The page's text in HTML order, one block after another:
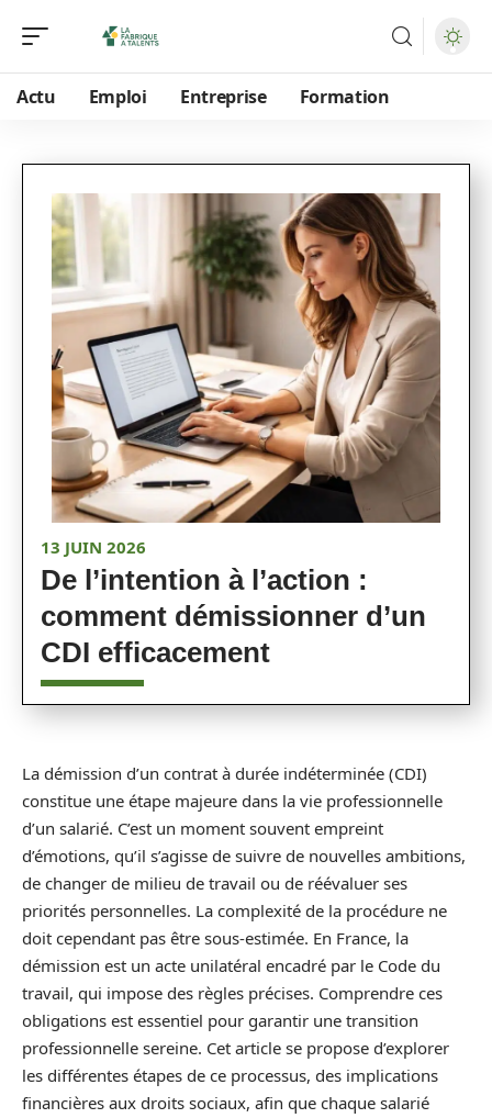
Actu Emploi Entreprise Formation
13 JUIN 2026
De l’intention à l’action :
comment démissionner d’un
CDI efficacement
La démission d’un contrat à durée indéterminée (CDI)
constitue une étape majeure dans la vie professionnelle
d’un salarié. C’est un moment souvent empreint
d’émotions, qu’il s’agisse de suivre de nouvelles ambitions,
de changer de milieu de travail ou de réévaluer ses
priorités personnelles. La complexité de la procédure ne
doit cependant pas être sous-estimée. En France, la
démission est un acte unilatéral encadré par le Code du
travail, qui impose des règles précises. Comprendre ces
obligations est essentiel pour garantir une transition
professionnelle sereine. Cet article se propose d’explorer
les différentes étapes de ce processus, des implications
financières aux droits sociaux, afin que chaque salarié